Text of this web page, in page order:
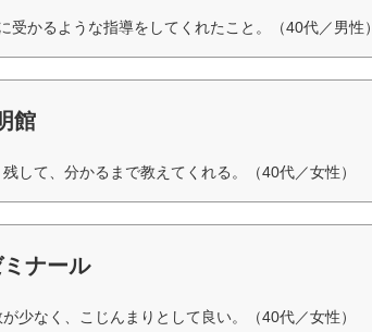
受かるような指導をしてくれたこと。（40代／男性）
館
して、分かるまで教えてくれる。（40代／女性）
ナール
少なく、こじんまりとして良い。（40代／女性）